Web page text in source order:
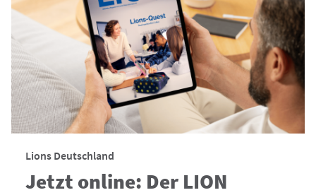
Lions Deutschland
Jetzt online: Der LION